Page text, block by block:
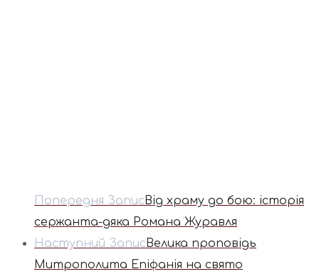
Попередня Запис Від храму до бою: історія
сержанта-дяка Романа Журавля
Наступний Запис Велика проповідь
Митрополита Епіфанія на свято